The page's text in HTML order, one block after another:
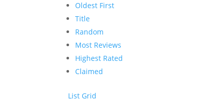
Oldest First
Title
Random
Most Reviews
Highest Rated
Claimed
List Grid